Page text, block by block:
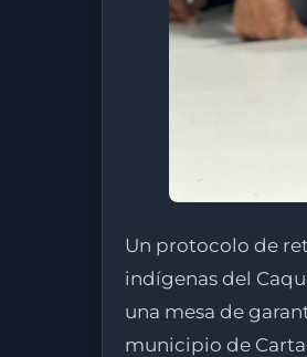
Un protocolo de
indígenas del
una mesa de
municipio de